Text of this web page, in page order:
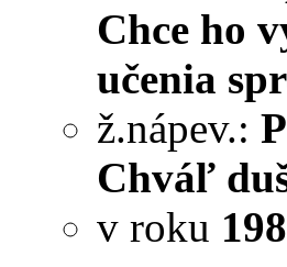
Chce ho
učenia
ž.nápev.:
Chváľ
v roku